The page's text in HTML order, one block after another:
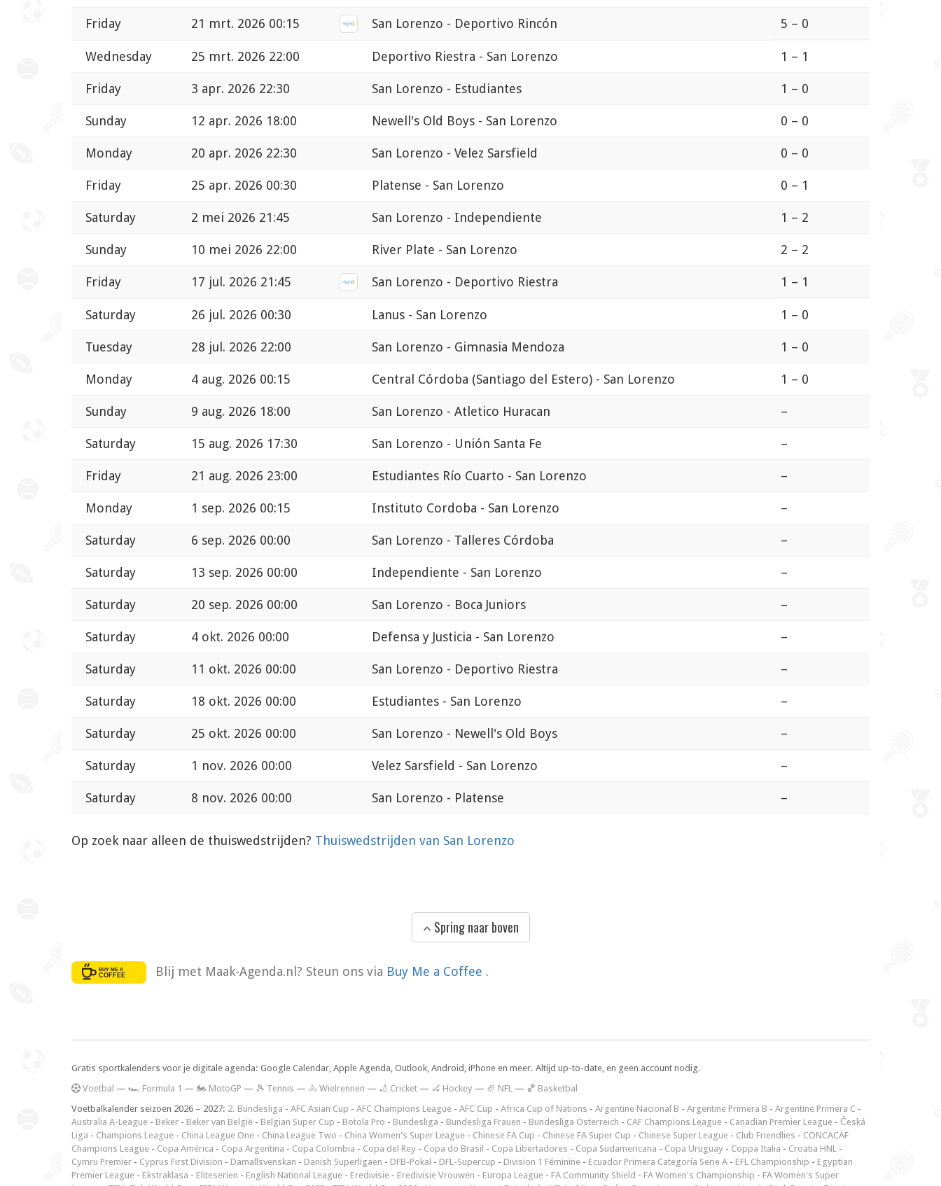
Friday 21 mrt. 2026 00:15 San Lorenzo - Deportivo Rincón 5 – 0
Wednesday 25 mrt. 2026 22:00 Deportivo Riestra - San Lorenzo 1 – 1
Friday 3 apr. 2026 22:30 San Lorenzo - Estudiantes 1 – 0
Sunday 12 apr. 2026 18:00 Newell's Old Boys - San Lorenzo 0 – 0
Monday 20 apr. 2026 22:30 San Lorenzo - Velez Sarsfield 0 – 0
Friday 25 apr. 2026 00:30 Platense - San Lorenzo 0 – 1
Saturday 2 mei 2026 21:45 San Lorenzo - Independiente 1 – 2
Sunday 10 mei 2026 22:00 River Plate - San Lorenzo 2 – 2
Friday 17 jul. 2026 21:45 San Lorenzo - Deportivo Riestra 1 – 1
Saturday 26 jul. 2026 00:30 Lanus - San Lorenzo 1 – 0
Tuesday 28 jul. 2026 22:00 San Lorenzo - Gimnasia Mendoza 1 – 0
Monday 4 aug. 2026 00:15 Central Córdoba (Santiago del Estero) - San Lorenzo 1 – 0
Sunday 9 aug. 2026 18:00 San Lorenzo - Atletico Huracan –
Saturday 15 aug. 2026 17:30 San Lorenzo - Unión Santa Fe –
Friday 21 aug. 2026 23:00 Estudiantes Río Cuarto - San Lorenzo –
Monday 1 sep. 2026 00:15 Instituto Cordoba - San Lorenzo –
Saturday 6 sep. 2026 00:00 San Lorenzo - Talleres Córdoba –
Saturday 13 sep. 2026 00:00 Independiente - San Lorenzo –
Saturday 20 sep. 2026 00:00 San Lorenzo - Boca Juniors –
Saturday 4 okt. 2026 00:00 Defensa y Justicia - San Lorenzo –
Saturday 11 okt. 2026 00:00 San Lorenzo - Deportivo Riestra –
Saturday 18 okt. 2026 00:00 Estudiantes - San Lorenzo –
Saturday 25 okt. 2026 00:00 San Lorenzo - Newell's Old Boys –
Saturday 1 nov. 2026 00:00 Velez Sarsfield - San Lorenzo –
Saturday 8 nov. 2026 00:00 San Lorenzo - Platense –
Op zoek naar alleen de thuiswedstrijden? Thuiswedstrijden van San Lorenzo
Spring naar boven
Blij met Maak-Agenda.nl? Steun ons via Buy Me a Coffee .
Gratis sportkalenders voor je digitale agenda: Google Calendar, Apple Agenda, Outlook, Android, iPhone en meer. Altijd up-to-date, en geen account nodig.
Voetbal — 🏎️ Formula 1 — 🏍 MotoGP — 🎾 Tennis — 🚴 Wielrennen — 🏏 Cricket — 🏑 Hockey — 🏈 NFL — 🏀 Basketbal
Voetbalkalender seizoen 2026 – 2027: 2. Bundesliga - AFC Asian Cup - AFC Champions League - AFC Cup - Africa Cup of Nations - Argentine Nacional B - Argentine Primera B - Argentine Primera C -
Australia A-League - Beker - Beker van België - Belgian Super Cup - Botola Pro - Bundesliga - Bundesliga Frauen - Bundesliga Österreich - CAF Champions League - Canadian Premier League - Česká
Liga - Champions League - China League One - China League Two - China Women's Super League - Chinese FA Cup - Chinese FA Super Cup - Chinese Super League - Club Friendlies - CONCACAF
Champions League - Copa América - Copa Argentina - Copa Colombia - Copa del Rey - Copa do Brasil - Copa Libertadores - Copa Sudamericana - Copa Uruguay - Coppa Italia - Croatia HNL -
Cymru Premier - Cyprus First Division - Damallsvenskan - Danish Superligaen - DFB-Pokal - DFL-Supercup - Division 1 Féminine - Ecuador Primera Categoría Serie A - EFL Championship - Egyptian
Premier League - Ekstraklasa - Eliteserien - English National League - Eredivisie - Eredivisie Vrouwen - Europa League - FA Community Shield - FA Women's Championship - FA Women's Super